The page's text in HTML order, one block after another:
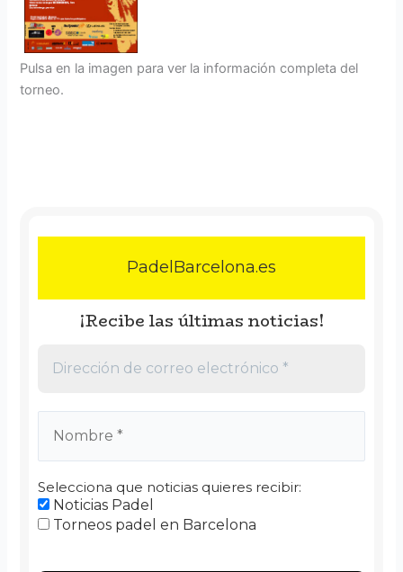
Pulsa en la imagen para ver la información completa del
torneo.
PadelBarcelona.es
¡Recibe las últimas noticias!
Selecciona que noticias quieres recibir:
Noticias Padel
Torneos padel en Barcelona